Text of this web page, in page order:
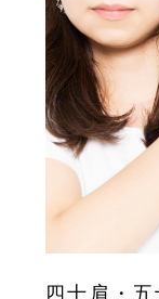
四十肩・